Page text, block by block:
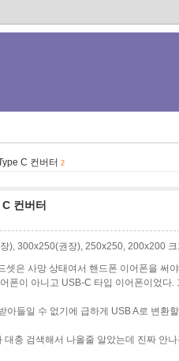
C 컨버터 2
컨버터
), 300x250(권장), 250x250, 200x200 크
은 사망 상태여서 핸드폰 이어폰을 써
폰이 아니고 USB-C 타입 이어폰이었다
들일 수 없기에 급하게 USB A로 변환
충 검색해서 나올줄 알았는데 진짜 안